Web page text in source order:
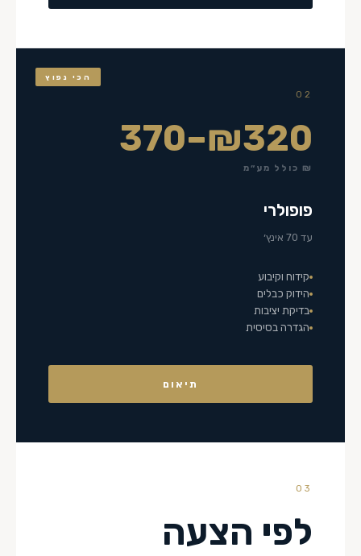
הכי נפוץ
02
₪320–370
₪ כולל מע״מ
פופולרי
עד 70 אינץ׳
קידוח וקיבוע
הידוק כבלים
בדיקת יציבות
הגדרה בסיסית
תיאום
03
לפי הצעה